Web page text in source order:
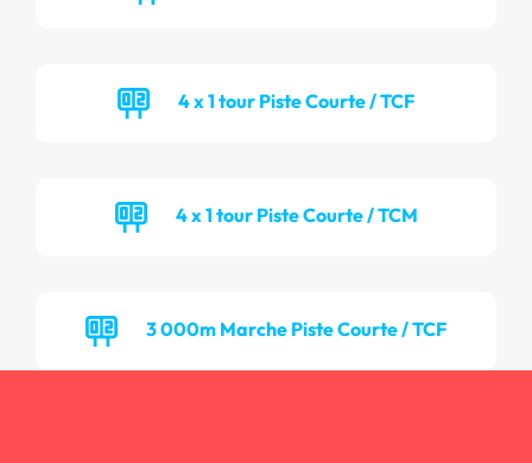
4 x 1 tour Piste Courte / TCF
4 x 1 tour Piste Courte / TCM
3 000m Marche Piste Courte / TCF